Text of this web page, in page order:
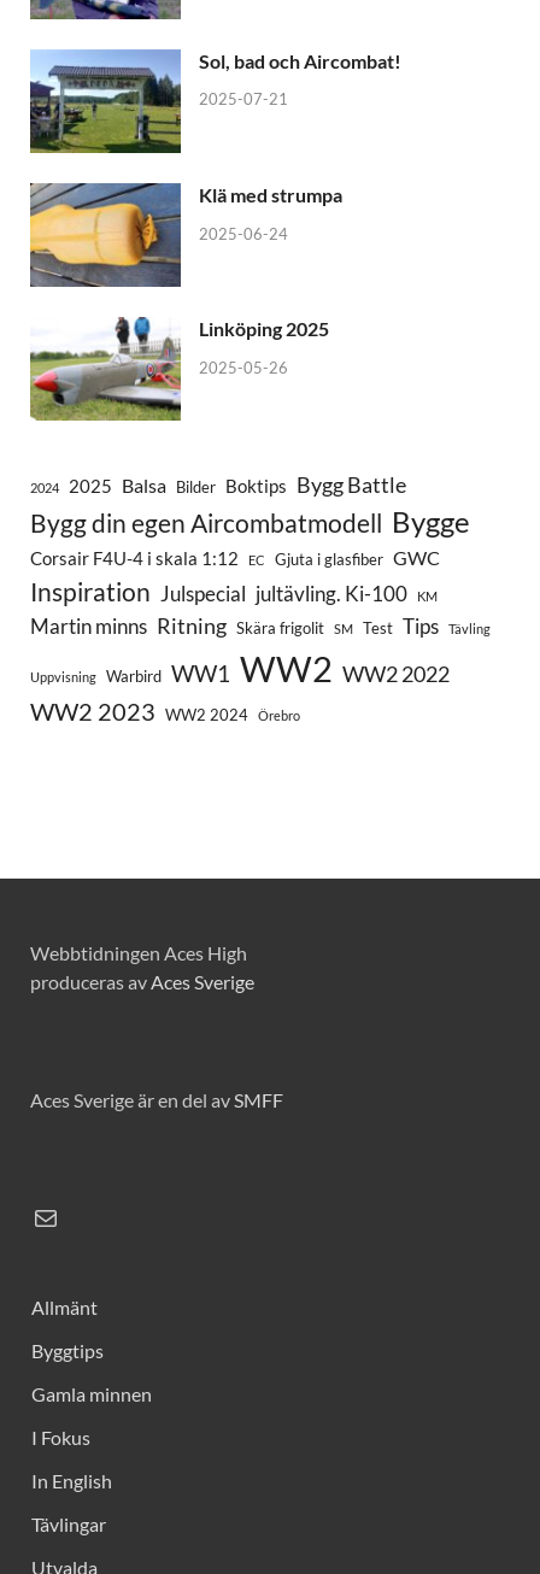
Sol, bad och Aircombat!
2025-07-21
Klä med strumpa
2025-06-24
Linköping 2025
2025-05-26
2024 2025 Balsa Bilder Boktips Bygg Battle
Bygg din egen Aircombatmodell Bygge
Corsair F4U-4 i skala 1:12 EC Gjuta i glasfiber GWC
Inspiration Julspecial jultävling. Ki-100 KM
Martin minns Ritning Skära frigolit SM Test Tips Tävling
Uppvisning Warbird WW1 WW2 WW2 2022
WW2 2023 WW2 2024 Örebro
Webbtidningen Aces High
produceras avAces Sverige
Aces Sverige är en del avSMFF
Allmänt
Byggtips
Gamla minnen
I Fokus
In English
Tävlingar
Utvalda